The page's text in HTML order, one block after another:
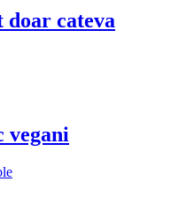
doar cateva
vegani